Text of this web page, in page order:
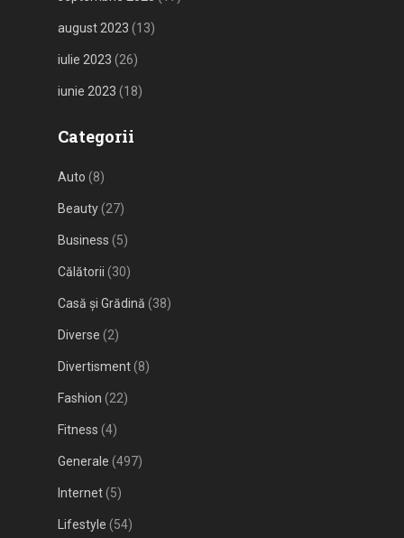
august 2023 (13)
iulie 2023 (26)
iunie 2023 (18)
Categorii
Auto (8)
Beauty(27)
Business (5)
Călătorii (30)
Casă și Grădină (38)
Diverse (2)
Divertisment(8)
Fashion (22)
Fitness (4)
Generale (497)
Internet(5)
Lifestyle (54)